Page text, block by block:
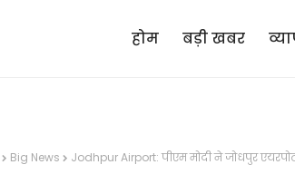
होम बड़ी खबर
Big News
Jodhpur Airport: पीएम मोदी ने जोधपुर